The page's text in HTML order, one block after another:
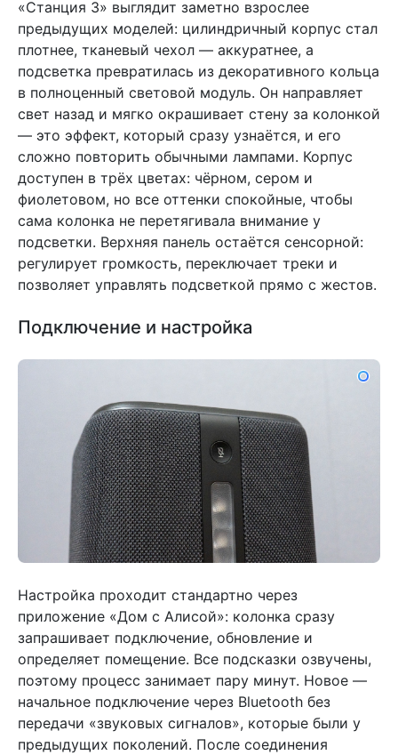
«Станция 3» выглядит заметно взрослее
предыдущих моделей: цилиндричный корпус стал
плотнее, тканевый чехол — аккуратнее, а
подсветка превратилась из декоративного кольца
в полноценный световой модуль. Он направляет
свет назад и мягко окрашивает стену за колонкой
— это эффект, который сразу узнаётся, и его
сложно повторить обычными лампами. Корпус
доступен в трёх цветах: чёрном, сером и
фиолетовом, но все оттенки спокойные, чтобы
сама колонка не перетягивала внимание у
подсветки. Верхняя панель остаётся сенсорной:
регулирует громкость, переключает треки и
позволяет управлять подсветкой прямо с жестов.
Подключение и настройка
Настройка проходит стандартно через
приложение «Дом с Алисой»: колонка сразу
запрашивает подключение, обновление и
определяет помещение. Все подсказки озвучены,
поэтому процесс занимает пару минут. Новое —
начальное подключение через Bluetooth без
передачи «звуковых сигналов», которые были у
предыдущих поколений. После соединения